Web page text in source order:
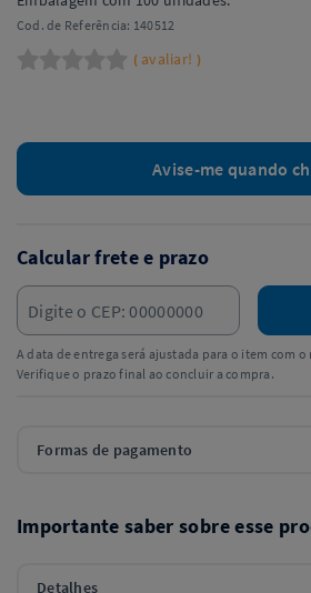
Cod. de Referência: 140512
( avaliar! )
Avise-me quando
Calcular frete e prazo
A data de entrega será ajustada para o item com
Verifique o prazo final ao concluir a compra.
Formas de pagamento
Importante saber sobre esse
Detalhes